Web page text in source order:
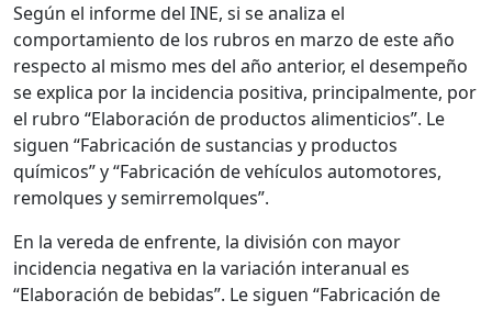
Según el informe del INE, si se analiza el
comportamiento de los rubros en marzo de este año
respecto al mismo mes del año anterior, el desempeño
se explica por la incidencia positiva, principalmente, por
el rubro “Elaboración de productos alimenticios”. Le
siguen “Fabricación de sustancias y productos
químicos” y “Fabricación de vehículos automotores,
remolques y semirremolques”.
En la vereda de enfrente, la división con mayor
incidencia negativa en la variación interanual es
“Elaboración de bebidas”. Le siguen “Fabricación de